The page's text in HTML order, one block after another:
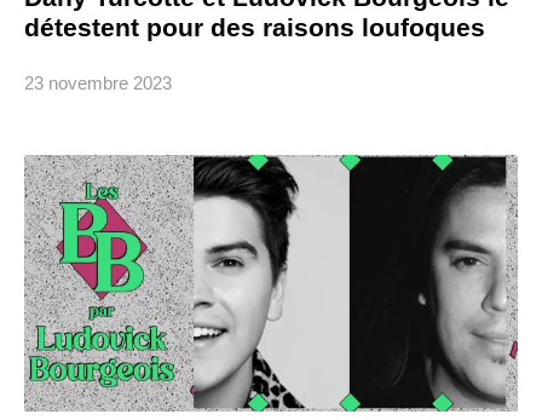
détestent pour des raisons loufoques
23 novembre 2023